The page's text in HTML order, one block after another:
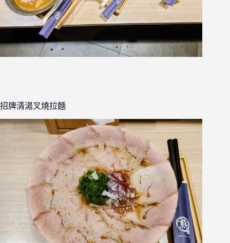
招牌清湯叉燒拉麵